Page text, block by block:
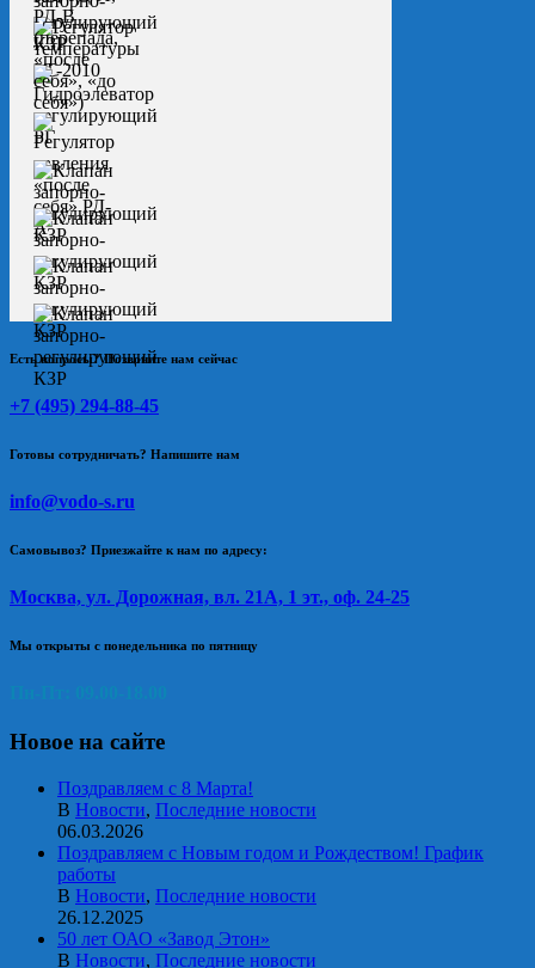
Есть вопросы? Позвоните нам сейчас
+7 (495) 294-88-45
Готовы сотрудничать? Напишите нам
info@vodo-s.ru
Самовывоз? Приезжайте к нам по адресу:
Москва, ул. Дорожная, вл. 21А, 1 эт., оф. 24-25
Мы открыты с понедельника по пятницу
Новое на сайте
Поздравляем с 8 Марта!
В Новости, Последние новости
06.03.2026
Поздравляем с Новым годом и Рождеством! График
работы
В Новости, Последние новости
26.12.2025
50 лет ОАО «Завод Этон»
В Новости, Последние новости